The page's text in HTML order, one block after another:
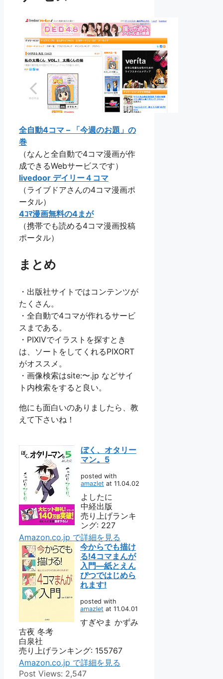
全自動4コマ – 「今週のお題」の
巻
（なんと全自動で4コマ漫画が作
成できるWebサービスです）
livedoor デイリー４コマ
（ライブドアさんの4コマ漫画ポ
ータル）
4ｺﾏ漫画無料の4まが
（携帯でも読める4コマ漫画投稿
ポータル）
まとめ
・出版社サイトではコンテンツが
たくさん。
・全自動で4コマが作れるサービ
スまである。
・PIXIVでイラストを探すとき
は、ソートをしてくれるPIXORT
がオススメ。
・画像検索はsite:〜.jp などサイ
ト内検索をすると良い。
他にも面白いのありましたら、教
えて下さいね！
ぼく、オタリー
マン。5
posted with
amazlet at 11.04.02
よしたに
中経出版
売り上げランキ
ング: 227
Amazon.co.jp で詳細を見る
今からでも描け
る!4コマまんが
入門—紙とえん
ぴつではじめら
れます!
posted with
amazlet at 11.04.01
すぎやま かずみ
古夜 冬考
白泉社
売り上げランキング: 155767
Amazon.co.jp で詳細を見る
Post Views: 2,547